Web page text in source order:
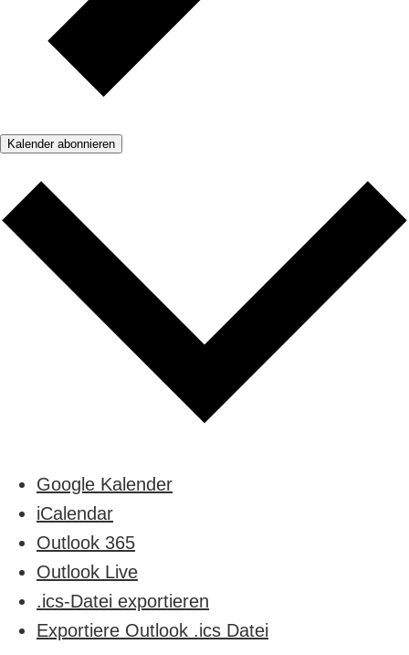
Kalender abonnieren
Google Kalender
iCalendar
Outlook 365
Outlook Live
.ics-Datei exportieren
Exportiere Outlook .ics Datei